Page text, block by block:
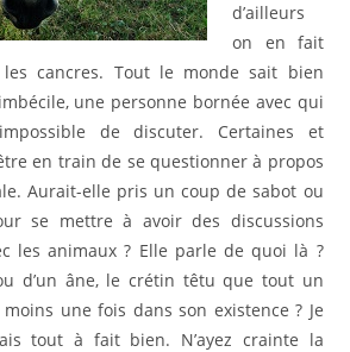
d’ailleurs
on en fait
cancres. Tout le monde sait bien
une personne bornée avec qui
de discuter. Certaines et
en train de se questionner à propos
Aurait-elle pris un coup de sabot ou
se mettre à avoir des discussions
les animaux ? Elle parle de quoi là ?
d’un âne, le crétin têtu que tout un
une fois dans son existence ? Je
tout à fait bien. N’ayez crainte la